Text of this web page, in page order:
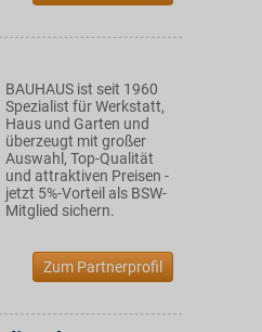
BAUHAUS ist seit 1960
Spezialist für Werkstatt,
Haus und Garten und
überzeugt mit großer
Auswahl, Top-Qualität
und attraktiven Preisen -
jetzt 5%-Vorteil als BSW-
Mitglied sichern.
Zum Partnerprofil